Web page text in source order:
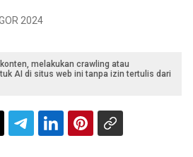
2024
melakukan crawling atau
AI di situs web ini tanpa izin tertulis dari